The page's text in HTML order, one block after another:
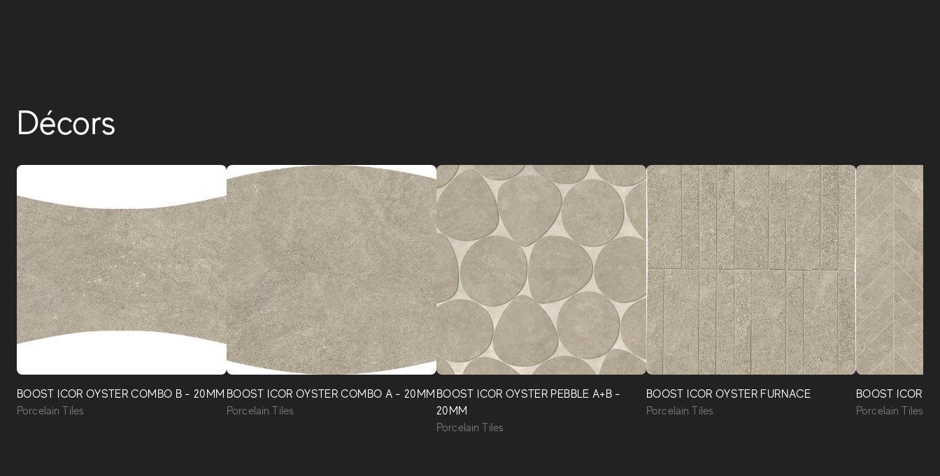
Décors
BOOST ICOR OYSTER COMBO B - 20MM
Porcelain Tiles
BOOST ICOR OYSTER COMBO A - 20MM
Porcelain Tiles
BOOST ICOR OYSTER PEBBLE A+B -
20MM
Porcelain Tiles
BOOST ICOR OYSTER FURNACE
Porcelain Tiles
BOOST ICOR
Porcelain Tiles